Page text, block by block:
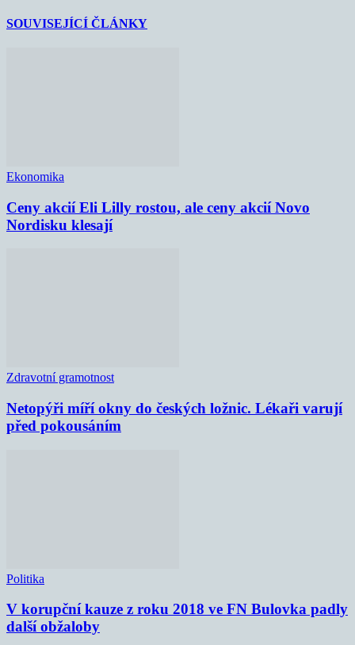
SOUVISEJÍCÍ ČLÁNKY
Ekonomika
Ceny akcií Eli Lilly rostou, ale ceny akcií Novo
Nordisku klesají
Zdravotní gramotnost
Netopýři míří okny do českých ložnic. Lékaři varují
před pokousáním
Politika
V korupční kauze z roku 2018 ve FN Bulovka padly
další obžaloby